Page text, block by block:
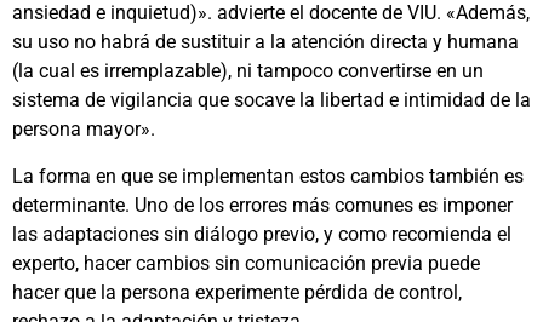
ansiedad e inquietud)». advierte el docente de VIU. «Además,
su uso no habrá de sustituir a la atención directa y humana
(la cual es irremplazable), ni tampoco convertirse en un
sistema de vigilancia que socave la libertad e intimidad de la
persona mayor».
La forma en que se implementan estos cambios también es
determinante. Uno de los errores más comunes es imponer
las adaptaciones sin diálogo previo, y como recomienda el
experto, hacer cambios sin comunicación previa puede
hacer que la persona experimente pérdida de control,